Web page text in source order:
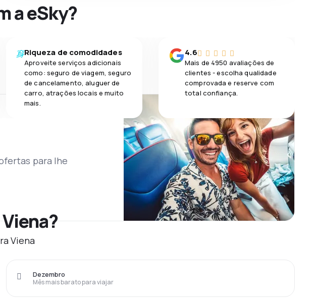
a eSky?
Riqueza de comodidades
Aproveite serviços adicionais
como: seguro de viagem, seguro
de cancelamento, aluguer de
carro, atrações locais e muito
mais.
4.6
Mais de 4950 avaliações de
clientes - escolha qualidade
comprovada e reserve com
total confiança.
para lhe
Viena
Mês mais barato para viajar
Dezembro